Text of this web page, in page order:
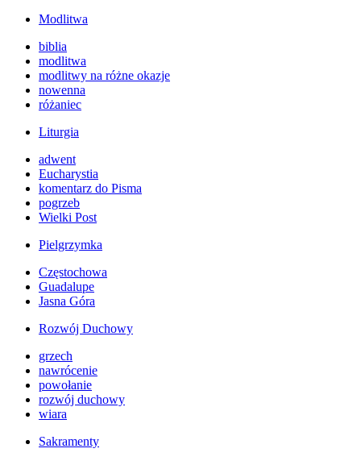
Modlitwa
biblia
modlitwa
modlitwy na różne okazje
nowenna
różaniec
Liturgia
adwent
Eucharystia
komentarz do Pisma
pogrzeb
Wielki Post
Pielgrzymka
Częstochowa
Guadalupe
Jasna Góra
Rozwój Duchowy
grzech
nawrócenie
powołanie
rozwój duchowy
wiara
Sakramenty